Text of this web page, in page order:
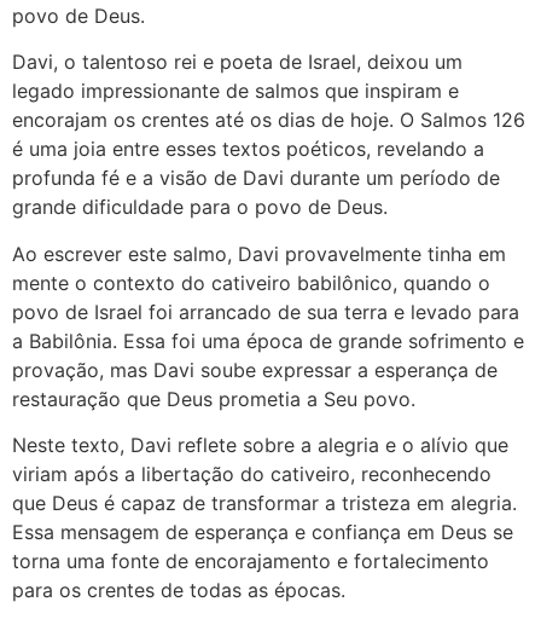
povo de Deus.
Davi, o talentoso rei e poeta de Israel, deixou um
legado impressionante de salmos que inspiram e
encorajam os crentes até os dias de hoje. O Salmos 126
é uma joia entre esses textos poéticos, revelando a
profunda fé e a visão de Davi durante um período de
grande dificuldade para o povo de Deus.
Ao escrever este salmo, Davi provavelmente tinha em
mente o contexto do cativeiro babilônico, quando o
povo de Israel foi arrancado de sua terra e levado para
a Babilônia. Essa foi uma época de grande sofrimento e
provação, mas Davi soube expressar a esperança de
restauração que Deus prometia a Seu povo.
Neste texto, Davi reflete sobre a alegria e o alívio que
viriam após a libertação do cativeiro, reconhecendo
que Deus é capaz de transformar a tristeza em alegria.
Essa mensagem de esperança e confiança em Deus se
torna uma fonte de encorajamento e fortalecimento
para os crentes de todas as épocas.